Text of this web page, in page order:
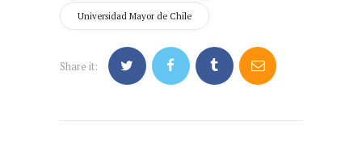
Universidad Mayor de Chile
Share it: